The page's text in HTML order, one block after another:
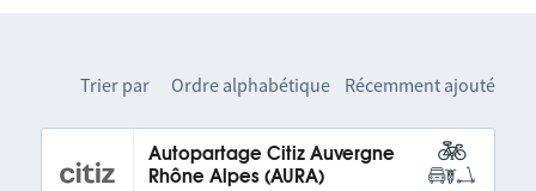
Trier par Ordre alphabétique Récemment ajouté
Autopartage Citiz Auvergne
Rhône Alpes (AURA)